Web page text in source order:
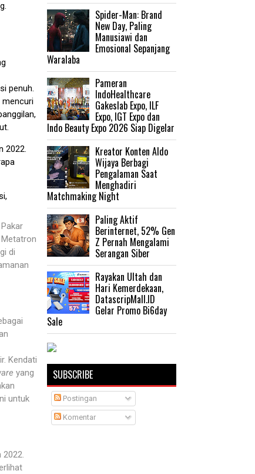
penuh.
mencuri
2022.
di
Kendati
yang
untuk
2022.
‎Spider-Man: Brand
New Day, Paling
Manusiawi dan
Emosional Sepanjang
Waralaba
Pameran
IndoHealthcare
Gakeslab Expo, ILF
Expo, IGT Expo dan
Indo Beauty Expo 2026 Siap Digelar
Kreator Konten Aldo
Wijaya Berbagi
Pengalaman Saat
Menghadiri
Matchmaking Night
Paling Aktif
Berinternet, 52% Gen
Z Pernah Mengalami
Serangan Siber
Rayakan Ultah dan
Hari Kemerdekaan,
DatascripMall.ID
Gelar Promo Bi6day
Sale
SUBSCRIBE
Postingan
Komentar